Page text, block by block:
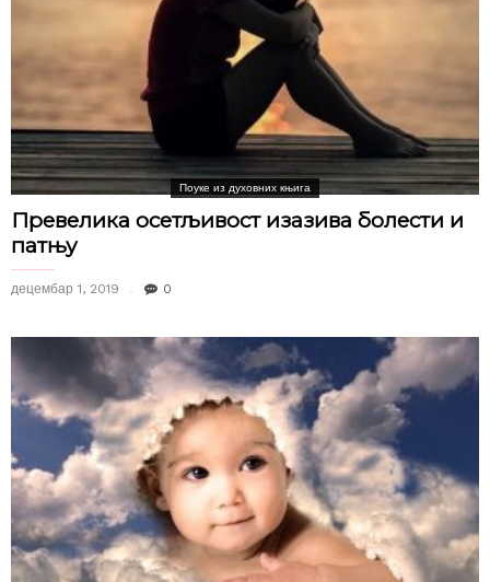
Поуке из духовних књига
Превелика осетљивост изазива болести и
патњу
децембар 1, 2019 0